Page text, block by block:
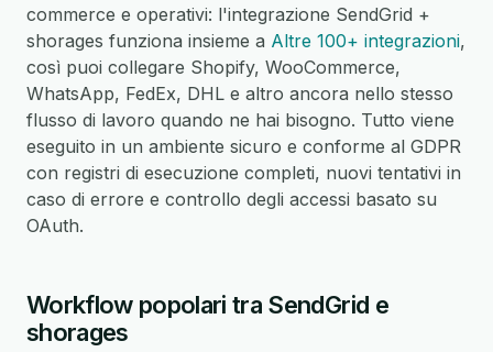
commerce e operativi: l'integrazione SendGrid +
shorages funziona insieme a Altre 100+ integrazioni,
così puoi collegare Shopify, WooCommerce,
WhatsApp, FedEx, DHL e altro ancora nello stesso
flusso di lavoro quando ne hai bisogno. Tutto viene
eseguito in un ambiente sicuro e conforme al GDPR
con registri di esecuzione completi, nuovi tentativi in
caso di errore e controllo degli accessi basato su
OAuth.
Workflow popolari tra SendGrid e
shorages